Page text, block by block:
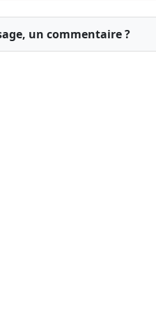
un commentaire ?